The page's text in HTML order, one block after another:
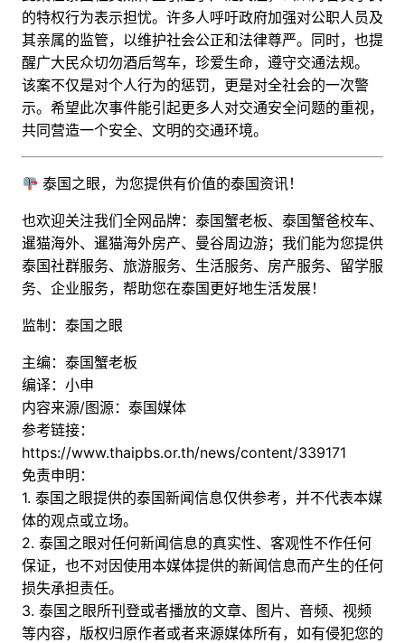
的特权行为表示担忧。许多人呼吁政府加强对公职人员及
其亲属的监管，以维护社会公正和法律尊严。同时，也提
醒广大民众切勿酒后驾车，珍爱生命，遵守交通法规。
该案不仅是对个人行为的惩罚，更是对全社会的一次警
示。希望此次事件能引起更多人对交通安全问题的重视，
共同营造一个安全、文明的交通环境。
泰国之眼，为您提供有价值的泰国资讯！
也欢迎关注我们全网品牌：泰国蟹老板、泰国蟹爸校车、
暹猫海外、暹猫海外房产、曼谷周边游； 我们能为您提供
泰国社群服务、旅游服务、生活服务、房产服务、留学服
务、企业服务，帮助您在泰国更好地生活发展！
监制：泰国之眼
主编：泰国蟹老板
编译：小申
内容来源/图源：泰国媒体
参考链接：
https://www.thaipbs.or.th/news/content/339171
免责申明：
1. 泰国之眼提供的泰国新闻信息仅供参考，并不代表本媒
体的观点或立场。
2. 泰国之眼对任何新闻信息的真实性、客观性不作任何
保证，也不对因使用本媒体提供的新闻信息而产生的任何
损失承担责任。
3. 泰国之眼所刊登或者播放的文章、图片、音频、视频
等内容，版权归原作者或者来源媒体所有，如有侵犯您的